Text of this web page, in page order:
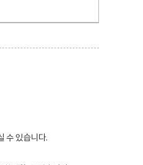
수 있습니다.